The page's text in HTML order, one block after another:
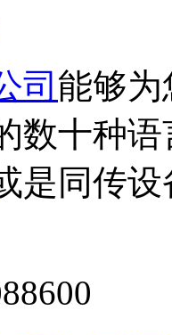
司 能够
数十种语
是同传